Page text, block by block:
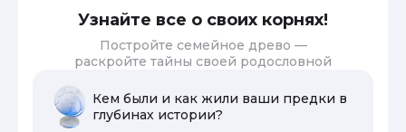
Узнайте все о своих корнях!
Постройте семейное древо —
раскройте тайны своей родословной
Кем были и как жили ваши предки в
глубинах истории?